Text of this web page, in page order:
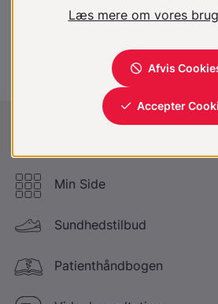
Trombolyse ved infarkt